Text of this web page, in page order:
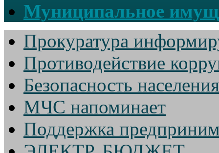
Муниципальное
Прокуратура
Противодействие
Безопасность населения
МЧС напоминает
Поддержка